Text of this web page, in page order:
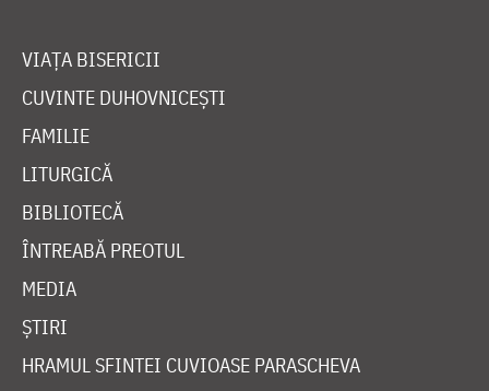
VIAȚA BISERICII
CUVINTE DUHOVNICEȘTI
FAMILIE
LITURGICĂ
BIBLIOTECĂ
ÎNTREABĂ PREOTUL
MEDIA
ȘTIRI
HRAMUL SFINTEI CUVIOASE PARASCHEVA